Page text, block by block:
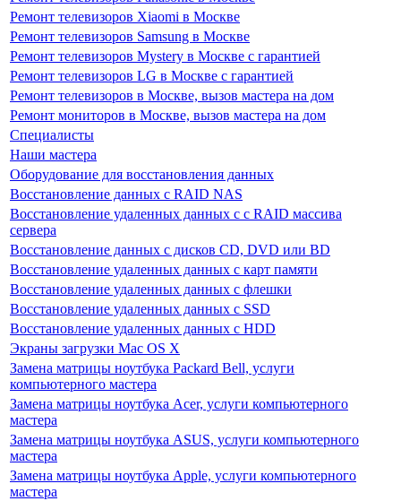
Ремонт телевизоров Xiaomi в Москве
Ремонт телевизоров Samsung в Москве
Ремонт телевизоров Mystery в Москве с гарантией
Ремонт телевизоров LG в Москве с гарантией
Ремонт телевизоров в Москве, вызов мастера на дом
Ремонт мониторов в Москве, вызов мастера на дом
Специалисты
Наши мастера
Оборудование для восстановления данных
Восстановление данных с RAID NAS
Восстановление удаленных данных с с RAID массива
сервера
Восстановление данных с дисков CD, DVD или BD
Восстановление удаленных данных с карт памяти
Восстановление удаленных данных с флешки
Восстановление удаленных данных с SSD
Восстановление удаленных данных с HDD
Экраны загрузки Mac OS X
Замена матрицы ноутбука Packard Bell, услуги
компьютерного мастера
Замена матрицы ноутбука Acer, услуги компьютерного
мастера
Замена матрицы ноутбука ASUS, услуги компьютерного
мастера
Замена матрицы ноутбука Apple, услуги компьютерного
мастера